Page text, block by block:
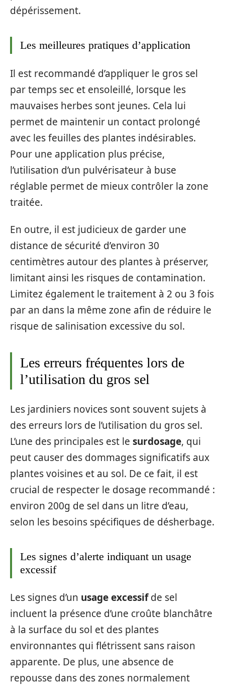
dépérissement.
Les meilleures pratiques d’application
Il est recommandé d’appliquer le gros sel
par temps sec et ensoleillé, lorsque les
mauvaises herbes sont jeunes. Cela lui
permet de maintenir un contact prolongé
avec les feuilles des plantes indésirables.
Pour une application plus précise,
l’utilisation d’un pulvérisateur à buse
réglable permet de mieux contrôler la zone
traitée.
En outre, il est judicieux de garder une
distance de sécurité d’environ 30
centimètres autour des plantes à préserver,
limitant ainsi les risques de contamination.
Limitez également le traitement à 2 ou 3 fois
par an dans la même zone afin de réduire le
risque de salinisation excessive du sol.
Les erreurs fréquentes lors de
l’utilisation du gros sel
Les jardiniers novices sont souvent sujets à
des erreurs lors de l’utilisation du gros sel.
L’une des principales est le surdosage, qui
peut causer des dommages significatifs aux
plantes voisines et au sol. De ce fait, il est
crucial de respecter le dosage recommandé :
environ 200g de sel dans un litre d’eau,
selon les besoins spécifiques de désherbage.
Les signes d’alerte indiquant un usage
excessif
Les signes d’un usage excessifde sel
incluent la présence d’une croûte blanchâtre
à la surface du sol et des plantes
environnantes qui flétrissent sans raison
apparente. De plus, une absence de
repousse dans des zones normalement